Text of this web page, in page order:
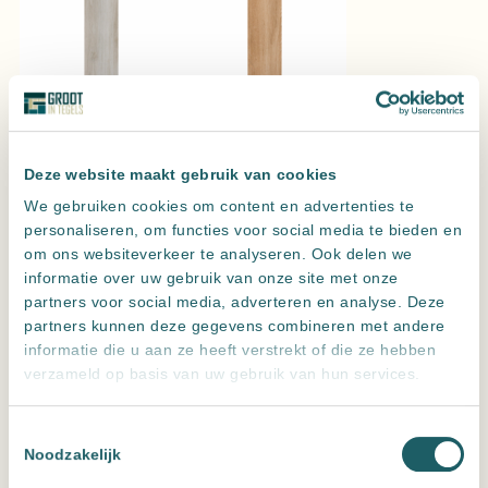
Deze website maakt gebruik van cookies
We gebruiken cookies om content en advertenties te
personaliseren, om functies voor social media te bieden en
om ons websiteverkeer te analyseren. Ook delen we
informatie over uw gebruik van onze site met onze
partners voor social media, adverteren en analyse. Deze
partners kunnen deze gegevens combineren met andere
informatie die u aan ze heeft verstrekt of die ze hebben
verzameld op basis van uw gebruik van hun services.
Noodzakelijk
Nera Haya
Uitvoering
Wissen
ES. Nera Abeto 25×150 cm
Vraag een offerte aan voor de beste prijs
Nera
Abeto
aantal
Hoeveel m2 heb je nodig?
m2
Verpakkingen:1
Leveren meerdere landen maar